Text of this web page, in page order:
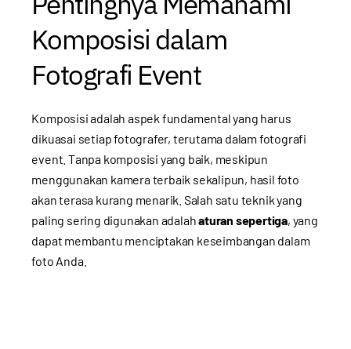
Komposisi dalam
Fotografi Event
Komposisi adalah aspek fundamental yang harus
dikuasai setiap fotografer, terutama dalam fotografi
event. Tanpa komposisi yang baik, meskipun
menggunakan kamera terbaik sekalipun, hasil foto
akan terasa kurang menarik. Salah satu teknik yang
paling sering digunakan adalahaturan sepertiga, yang
dapat membantu menciptakan keseimbangan dalam
foto Anda.